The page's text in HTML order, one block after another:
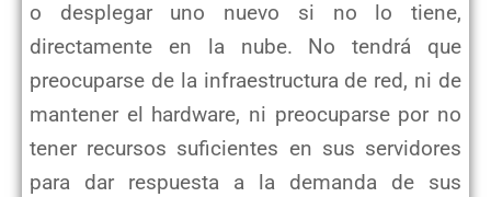
o desplegar uno nuevo si no lo tiene,
directamente en la nube. No tendrá que
preocuparse de la infraestructura de red, ni de
mantener el hardware, ni preocuparse por no
tener recursos suficientes en sus servidores
para dar respuesta a la demanda de sus